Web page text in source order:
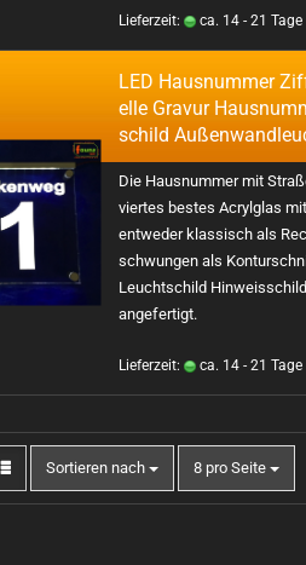
Lieferzeit: ca. 14 - 21 Tage
LED Haus­num­mer
el­le Gra­vur
schild
Die Haus­num­mer mit
vier­tes bes­tes Acryl­glas
ent­we­der klas­sisch als
schwun­gen als
Leucht­schild
an­ge­fer­tigt.
Lieferzeit: ca. 14 - 21 Tage
Sortieren nach 8 pro Seite